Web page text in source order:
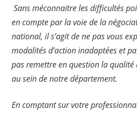
Sans méconnaitre les difficultés
en compte par la voie de la
national, il s’agit de ne pas vous
modalités d’action inadaptées et
pas remettre en question la qualité
au sein de notre département.
En comptant sur votre